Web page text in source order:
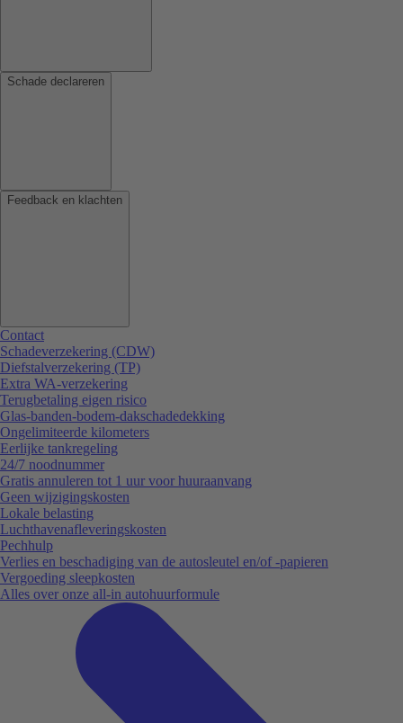
Schade declareren
Feedback en klachten
Contact
Schadeverzekering (CDW)
Diefstalverzekering (TP)
Extra WA-verzekering
Terugbetaling eigen risico
Glas-banden-bodem-dakschadedekking
Ongelimiteerde kilometers
Eerlijke tankregeling
24/7 noodnummer
Gratis annuleren tot 1 uur voor huuraanvang
Geen wijzigingskosten
Lokale belasting
Luchthavenafleveringskosten
Pechhulp
Verlies en beschadiging van de autosleutel en/of -papieren
Vergoeding sleepkosten
Alles over onze all-in autohuurformule